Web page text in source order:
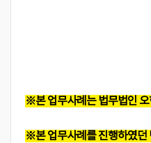
※본 업무사례는 법무법인
※본 업무사례를 진행하였던